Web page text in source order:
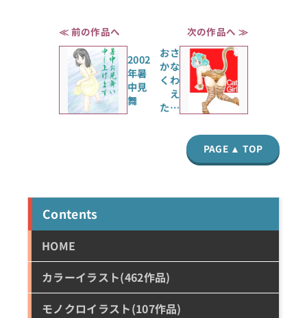
≪ 前の作品へ
2002
年暑
中見
舞
次の作品へ ≫
おさ
かな
くわ
え
た…
PAGE ▲ TOP
Contents
HOME
カラーイラスト(462作品)
モノクロイラスト(107作品)